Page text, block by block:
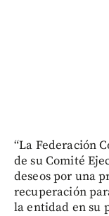
“La Federación
de su Comité
deseos por una
recuperación
la entidad en su